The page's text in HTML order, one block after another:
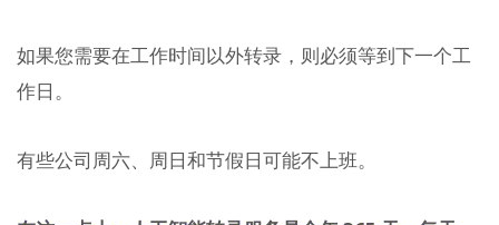
如果您需要在工作时间以外转录，则必须等到下一个工
作日。
有些公司周六、周日和节假日可能不上班。